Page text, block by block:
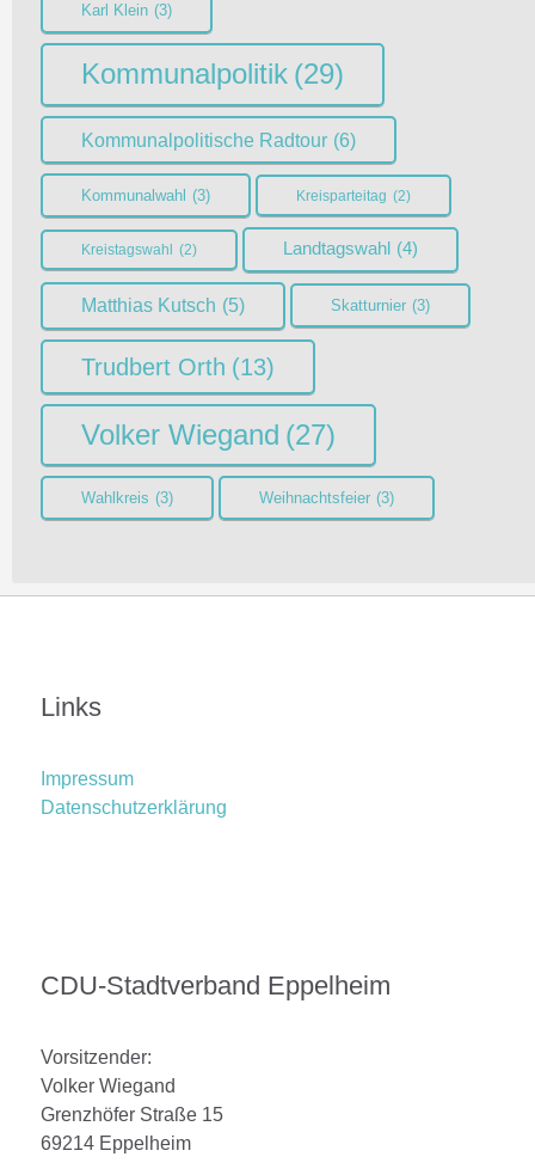
Karl Klein (3)
Kommunalpolitik (29)
Kommunalpolitische Radtour (6)
Kommunalwahl (3) Kreisparteitag (2)
Kreistagswahl (2) Landtagswahl (4)
Matthias Kutsch (5) Skatturnier (3)
Trudbert Orth (13)
Volker Wiegand (27)
Wahlkreis (3) Weihnachtsfeier (3)
Links
Impressum
Datenschutzerklärung
CDU-Stadtverband Eppelheim
Vorsitzender:
Volker Wiegand
Grenzhöfer Straße 15
69214 Eppelheim